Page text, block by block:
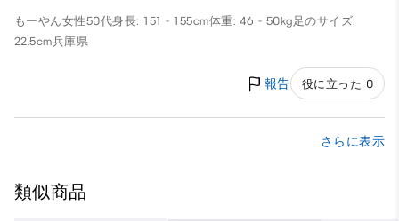
もーやん女性50代身長: 151 - 155cm体重: 46 - 50kg足のサイズ:
22.5cm兵庫県
報告 役に立った 0
さらに表示
類似商品